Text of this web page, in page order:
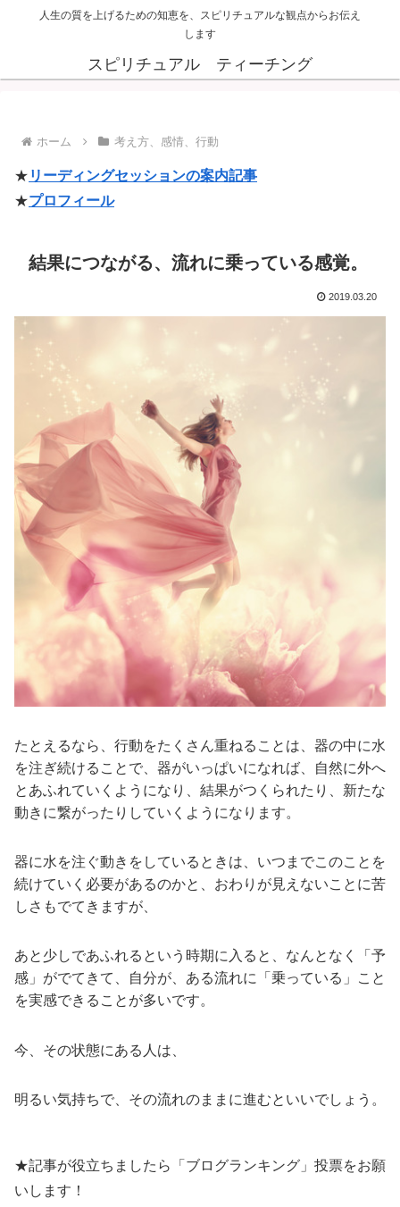
人生の質を上げるための知恵を、スピリチュアルな観点からお伝え
します
スピリチュアル ティーチング
ホーム 考え方、感情、行動
★ リーディングセッションの案内記事
★プロフィール
結果につながる、流れに乗っている感覚。
2019.03.20
たとえるなら、行動をたくさん重ねることは、器の中に水
を注ぎ続けることで、器がいっぱいになれば、自然に外へ
とあふれていくようになり、結果がつくられたり、新たな
動きに繋がったりしていくようになります。
器に水を注ぐ動きをしているときは、いつまでこのことを
続けていく必要があるのかと、おわりが見えないことに苦
しさもでてきますが、
あと少しであふれるという時期に入ると、なんとなく「予
感」がでてきて、自分が、ある流れに「乗っている」こと
を実感できることが多いです。
今、その状態にある人は、
明るい気持ちで、その流れのままに進むといいでしょう。
★記事が役立ちましたら「ブログランキング」投票をお願
いします！